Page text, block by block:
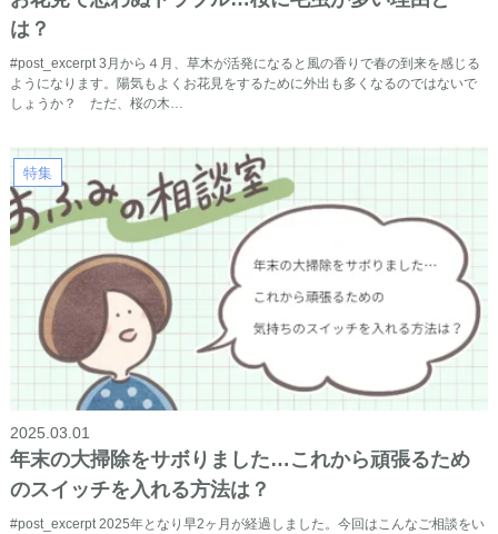
は？
#post_excerpt 3月から４月、草木が活発になると風の香りで春の到来を感じる
ようになります。陽気もよくお花見をするために外出も多くなるのではないで
しょうか？ ただ、桜の木…
特集
2025.03.01
年末の大掃除をサボりました…これから頑張るため
のスイッチを入れる方法は？
#post_excerpt 2025年となり早2ヶ月が経過しました。今回はこんなご相談をい